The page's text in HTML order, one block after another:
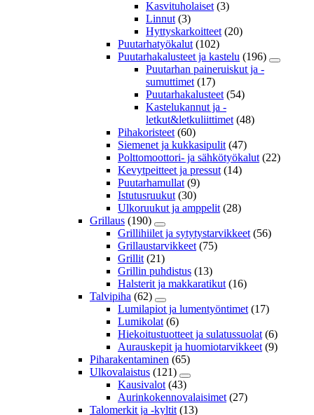
Kasvituholaiset (3)
Linnut (3)
Hyttyskarkoitteet (20)
Puutarhatyökalut (102)
Puutarhakalusteet ja kastelu (196)
Puutarhan paineruiskut ja -
sumuttimet (17)
Puutarhakalusteet (54)
Kastelukannut ja -
letkut&letkuliittimet (48)
Pihakoristeet (60)
Siemenet ja kukkasipulit (47)
Polttomoottori- ja sähkötyökalut (22)
Kevytpeitteet ja pressut (14)
Puutarhamullat (9)
Istutusruukut (30)
Ulkoruukut ja amppelit (28)
Grillaus (190)
Grillihiilet ja sytytystarvikkeet (56)
Grillaustarvikkeet (75)
Grillit (21)
Grillin puhdistus (13)
Halsterit ja makkaratikut (16)
Talvipiha (62)
Lumilapiot ja lumentyöntimet (17)
Lumikolat (6)
Hiekoitustuotteet ja sulatussuolat (6)
Aurauskepit ja huomiotarvikkeet (9)
Piharakentaminen (65)
Ulkovalaistus (121)
Kausivalot (43)
Aurinkokennovalaisimet (27)
Talomerkit ja -kyltit (13)